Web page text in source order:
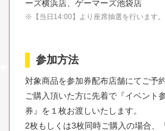
ーズ横浜店、ゲーマーズ池袋店
※【当日14:00】より座席抽選を行います。
参加方法
対象商品を参加券配布店舗にてご予
ご購入頂いた方に先着で『イベント
券』を１枚お渡しいたします。
2枚もしくは3枚同時ご購入の場合、